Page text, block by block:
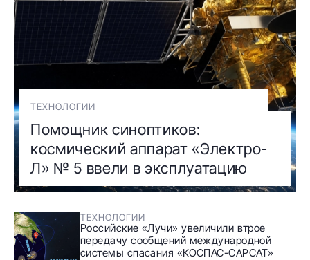
ТЕХНОЛОГИИ
Помощник синоптиков:
космический аппарат «Электро-
Л» № 5 ввели в эксплуатацию
ТЕХНОЛОГИИ
Российские «Лучи» увеличили втрое
передачу сообщений международной
системы спасания «КОСПАС-САРСАТ»